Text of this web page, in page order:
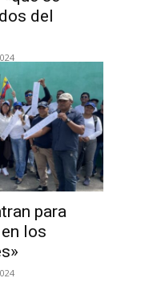
del
para
los